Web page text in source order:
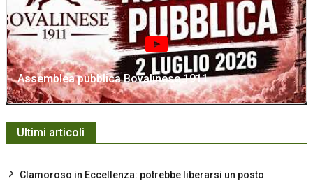
Assemblea pubblica Bovalinese 1911
Ultimi articoli
Clamoroso in Eccellenza: potrebbe liberarsi un posto